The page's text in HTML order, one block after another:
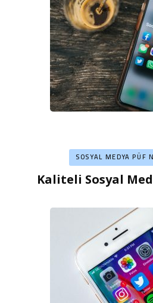
SOSYAL MEDYA PÜF
Kaliteli Sosyal